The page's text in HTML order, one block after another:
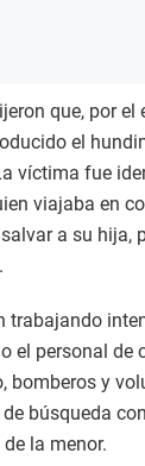
que, por el
el
víctima fue
viajaba en
a su hija,
trabajando
el personal de
bomberos y
búsqueda
la menor.